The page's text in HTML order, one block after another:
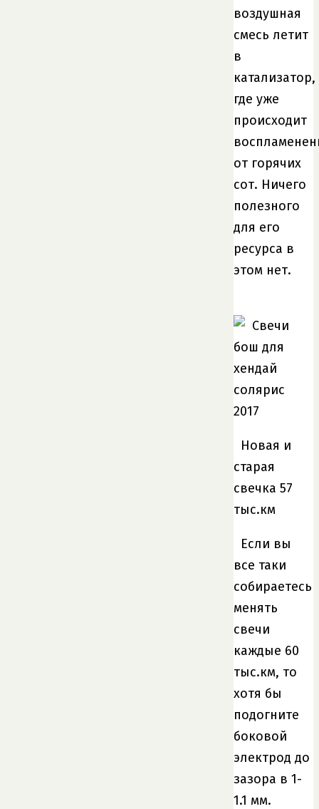
воздушная
смесь летит
в
катализатор,
где уже
происходит
от горячих
сот. Ничего
полезного
для его
ресурса в
этом нет.
Новая и
старая
свечка 57
тыс.км
Если вы
все таки
собираетесь
менять
свечи
каждые 60
тыс.км, то
хотя бы
подогните
боковой
электрод до
зазора в 1-
1.1 мм.